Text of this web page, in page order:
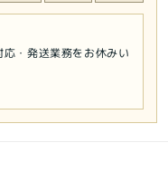
・発送業務をお休みい